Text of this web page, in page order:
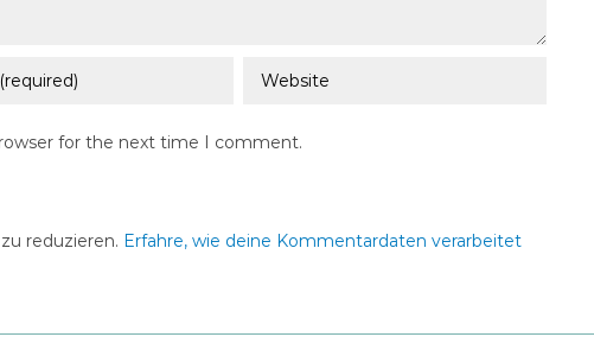
for the next time I comment.
reduzieren. Erfahre, wie deine Kommentardaten verarbeitet